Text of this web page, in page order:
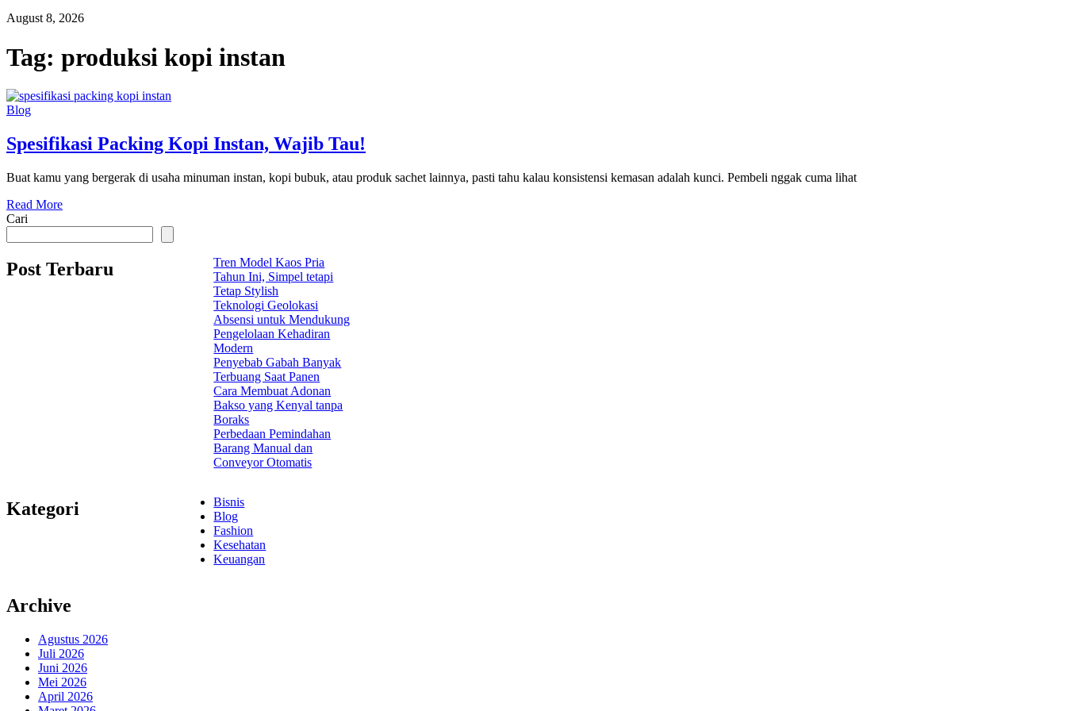
August 8, 2026
Tag: produksi kopi instan
Blog
Spesifikasi Packing Kopi Instan, Wajib Tau!
Buat kamu yang bergerak di usaha minuman instan, kopi bubuk, atau produk sachet lainnya, pasti tahu kalau konsistensi kemasan adalah kunci. Pembeli nggak cuma lihat
Read More
Cari
Post Terbaru
Tren Model Kaos Pria
Tahun Ini, Simpel tetapi
Tetap Stylish
Teknologi Geolokasi
Absensi untuk Mendukung
Pengelolaan Kehadiran
Modern
Penyebab Gabah Banyak
Terbuang Saat Panen
Cara Membuat Adonan
Bakso yang Kenyal tanpa
Boraks
Perbedaan Pemindahan
Barang Manual dan
Conveyor Otomatis
Kategori
Bisnis
Blog
Fashion
Kesehatan
Keuangan
Archive
Agustus 2026
Juli 2026
Juni 2026
Mei 2026
April 2026